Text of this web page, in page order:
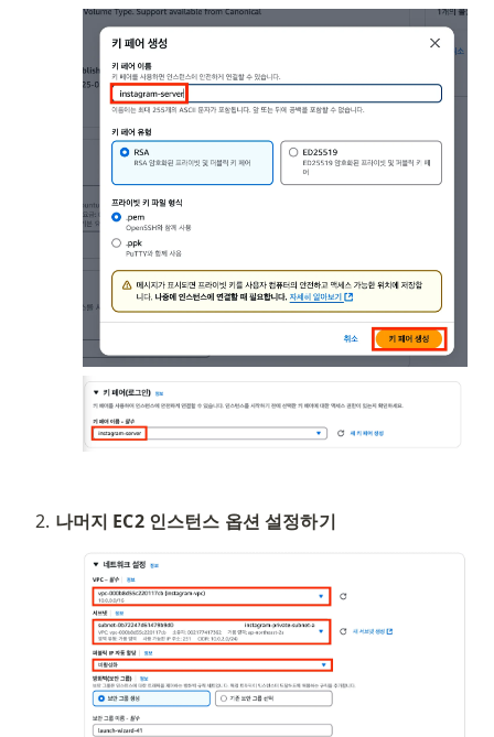
나머지 EC2 인스턴스 옵션 설정하기